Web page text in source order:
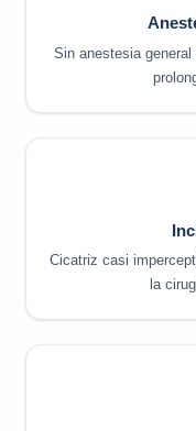
Sin anestesia
Cicatriz casi
la